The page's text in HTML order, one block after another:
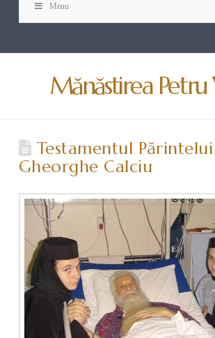
Menu
Mănăstirea Petru
Testamentul Părintelui
Gheorghe Calciu